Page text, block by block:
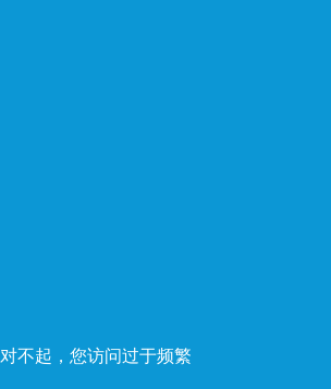
对不起，您访问过于频繁